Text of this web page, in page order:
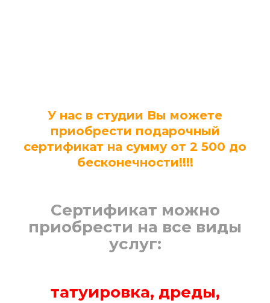
У нас в студии Вы можете
приобрести подарочный
сертификат на сумму от 2 500 до
бесконечности!!!!
Сертификат можно
приобрести на все виды
услуг:
татуировка, дреды,